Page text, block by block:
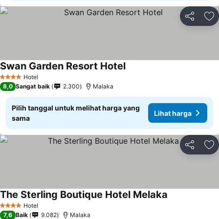
Bagikan
4 BintangHotel
Swan Garden Resort Hotel
8,0 Sangat baik 2.300 Malaka
Pilih tanggal untuk melihat harga yang
sama
Lihat harga
Bagikan
4 BintangHotel
The Sterling Boutique Hotel Melaka
7,6 Baik 9.082 Malaka